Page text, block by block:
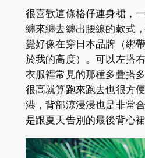
很喜歡這條格仔連身裙，
纏來纏去纏出腰線的款式
覺好像在穿日本品牌（綁
於我的高度）。可以左搭
衣服裡常見的那種多疊搭
很高就算跑來跑去也很方
港，背部涼浸浸也是非常
是跟夏天告別的最後背心裙